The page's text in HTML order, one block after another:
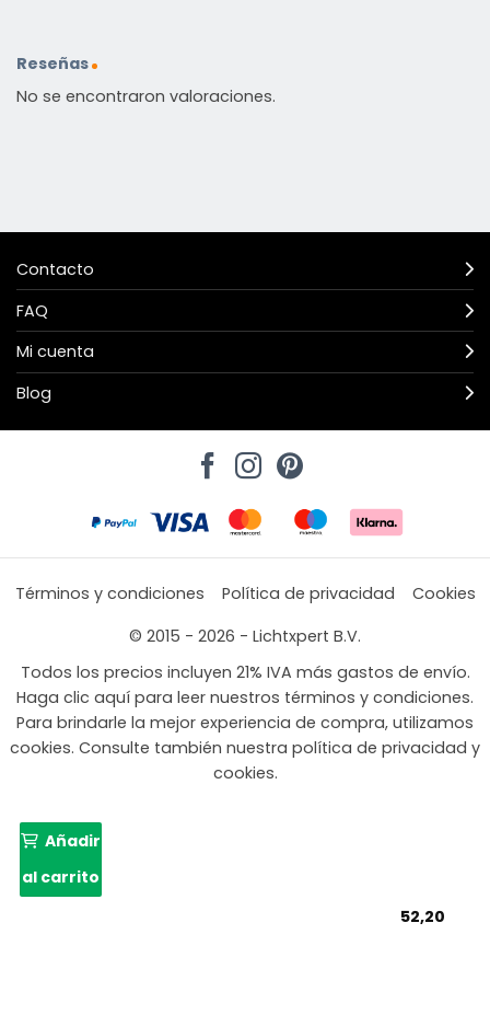
Reseñas
No se encontraron valoraciones.
Contacto
FAQ
Mi cuenta
Blog
Términos y condiciones Política de privacidad
Cookies
© 2015 - 2026 - Lichtxpert B.V.
Todos los precios incluyen 21% IVA más gastos de envío.
Haga clic aquí para leer nuestros términos y condiciones.
Para brindarle la mejor experiencia de compra, utilizamos
cookies. Consulte también nuestra política de privacidad y
cookies.
52,20
Añadir
al carrito